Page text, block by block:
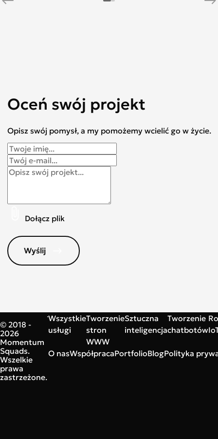
Oceń swój projekt
Opisz swój pomysł, a my pomożemy wcielić go w życie.
Dołącz plik
Wyślij
© 2018 -
2026
Momentum
Squads.
Wszelkie
prawa
zastrzeżone.
Wszystkie
usługi
Tworzenie
stron
WWW
Sztuczna
inteligencja
Tworzenie
chatbotów
O nasWspółpracaPortfolioBlogPolityka